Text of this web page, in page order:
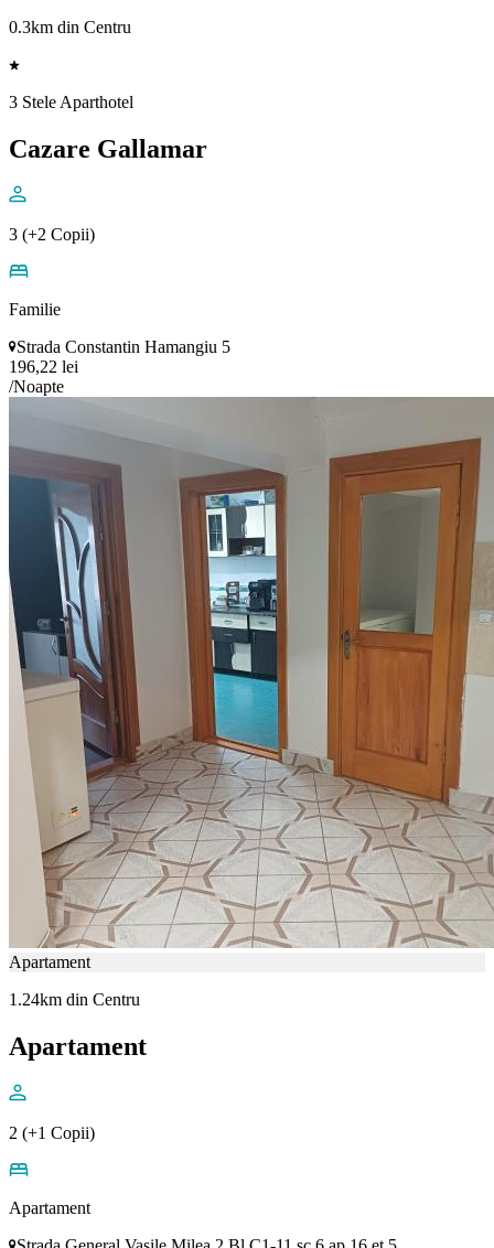
0.3km din Centru
3 Stele Aparthotel
Cazare Gallamar
3 (+2 Copii)
Familie
Strada Constantin Hamangiu 5
196,22 lei
/Noapte
Apartament
1.24km din Centru
Apartament
2 (+1 Copii)
Apartament